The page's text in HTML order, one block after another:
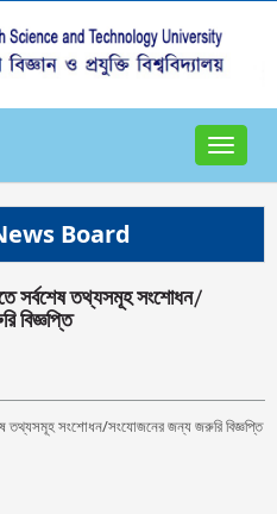
Toggle
Board
সর্বশেষ তথ্যসমূহ সংশোধন/
বিজ্ঞপ্তি
তথ্যসমূহ সংশোধন/সংযোজনের জন্য জরুরি বিজ্ঞপ্তি